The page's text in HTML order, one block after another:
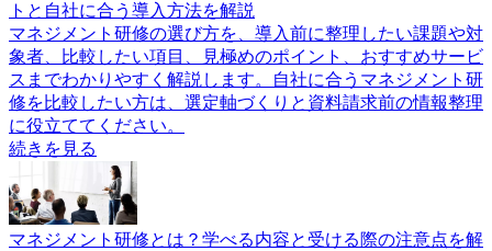
トと自社に合う導入方法を解説
マネジメント研修の選び方を、導入前に整理したい課題や対
象者、比較したい項目、見極めのポイント、おすすめサービ
スまでわかりやすく解説します。自社に合うマネジメント研
修を比較したい方は、選定軸づくりと資料請求前の情報整理
に役立ててください。
続きを見る
マネジメント研修とは？学べる内容と受ける際の注意点を解